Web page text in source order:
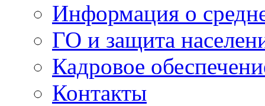
Информация о
ГО и защита
Кадровое
Контакты